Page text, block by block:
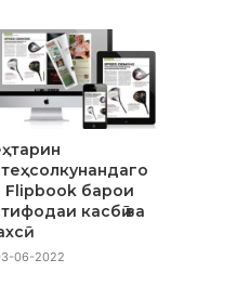
Flipbook барои
касбӣ ва
06-2022